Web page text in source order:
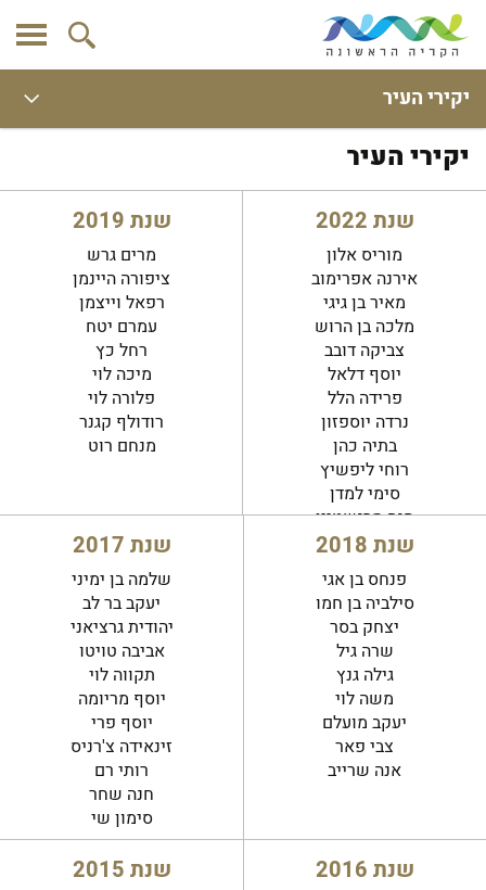
יקירי העיר
יקירי העיר
שנת 2022
מוריס אלון
אירנה אפרימוב
מאיר בן גיגי
מלכה בן הרוש
צביקה דובב
יוסף דלאל
פרידה הלל
נרדה יוספזון
בתיה כהן
רוחי ליפשיץ
סימי למדן
חנה מרנשטיין
פאני ספיאשווילי
דבורה שאקי
הדסה שמוקלר
שנת 2019
מרים גרש
ציפורה היינמן
רפאל וייצמן
עמרם יטח
רחל כץ
מיכה לוי
פלורה לוי
רודולף קגנר
מנחם רוט
שנת 2018
פנחס בן אגי
סילביה בן חמו
יצחק בסר
שרה גיל
גילה גנץ
משה לוי
יעקב מועלם
צבי פאר
אנה שרייב
שנת 2017
שלמה בן ימיני
יעקב בר לב
יהודית גרציאני
אביבה טויטו
תקווה לוי
יוסף מריומה
יוסף פרי
זינאידה צ'רניס
רותי רם
חנה שחר
סימון שי
שנת 2016 שנת 2015